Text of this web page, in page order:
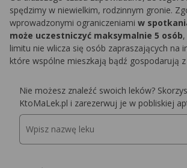
spędzimy w niewielkim, rodzinnym gronie.
wprowadzonymi ograniczeniami w
może uczestniczyć maksymalnie 5 osób
limitu nie wlicza się osób zapraszających na
które wspólne mieszkają bądź gospodarują
Nie możesz znaleźć swoich leków?
KtoMaLek.pl i zarezerwuj je w pobliskiej